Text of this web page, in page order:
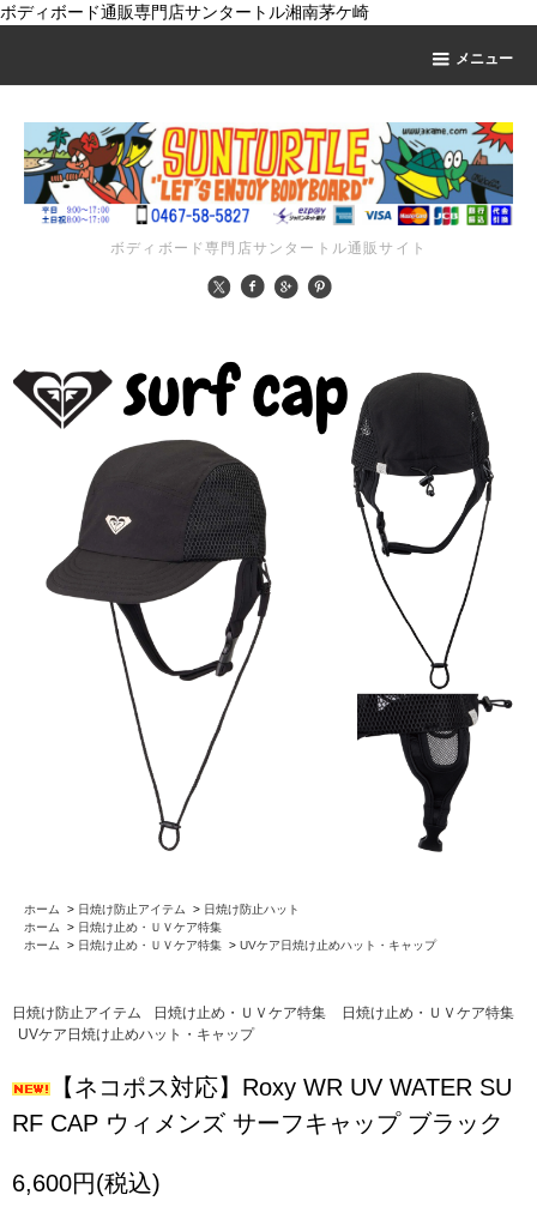
ボディボード通販専門店サンタートル湘南茅ケ崎
メニュー
ボディボード専門店サンタートル通販サイト
ホーム > 日焼け防止アイテム > 日焼け防止ハット
ホーム
> 日焼け止め・ＵＶケア特集
ホーム
> 日焼け止め・ＵＶケア特集 > UVケア日焼け止めハット・キャップ
日焼け防止アイテム 日焼け止め・ＵＶケア特集
日焼け止め・ＵＶケア特集
UVケア日焼け止めハット・キャップ
【ネコポス対応】Roxy WR UV WATER SU
RF CAP ウィメンズ サーフキャップ ブラック
6,600円(税込)